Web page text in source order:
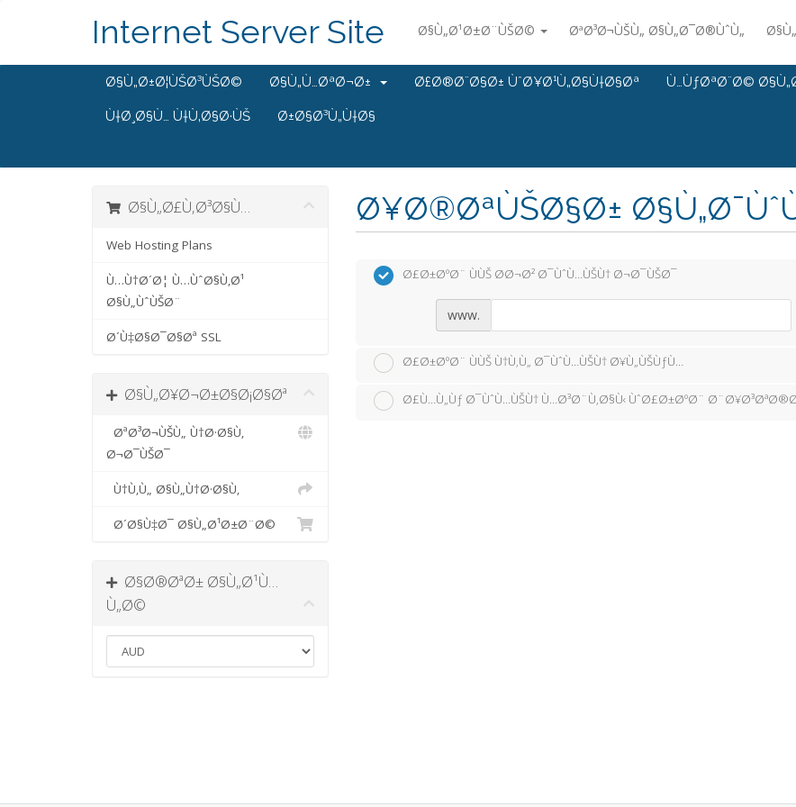
Ø§Ù„Ø¹Ø±Ø¨ÙŠØ© ØªØ³Ø¬ÙŠÙ„ Ø§Ù„Ø¯Ø®ÙˆÙ„
Internet Server Site
Ø§Ù„Ø±Ø¦ÙŠØ³ÙŠØ© Ø§Ù„Ù…ØªØ¬Ø± Ø£Ø®Ø¨Ø§Ø± ÙˆØ¥Ø¹Ù„Ø§Ù†Ø§Øª Ù…ÙƒØªØ¨Ø©
Ù†Ø¸Ø§Ù… Ù†Ù‚Ø§Ø·ÙŠ Ø±Ø§Ø³Ù„Ù†Ø§
Ø¥Ø®ØªÙŠØ§Ø±
Ø§Ù„Ø£Ù‚Ø³Ø§Ù…
Web Hosting Plans
Ù…Ù†Ø´Ø¦ Ù…ÙˆØ§Ù‚Ø¹
Ø§Ù„ÙˆÙŠØ¨
Ø´Ù‡Ø§Ø¯Ø§Øª SSL
Ø§Ù„Ø¥Ø¬Ø±Ø§Ø¡Ø§Øª
ØªØ³Ø¬ÙŠÙ„ Ù†Ø·Ø§Ù‚
Ø¬Ø¯ÙŠØ¯
Ù†Ù‚Ù„ Ø§Ù„Ù†Ø·Ø§Ù‚
Ø´Ø§Ù‡Ø¯ Ø§Ù„Ø¹Ø±Ø¨Ø©
Ø§Ø®ØªØ± Ø§Ù„Ø¹Ù…
Ù„Ø©
Ø£Ø±ØºØ¨ ÙÙŠ Ø­Ø¬Ø² Ø¯ÙˆÙ…ÙŠÙ† Ø¬Ø¯ÙŠØ¯
www.
Ø£Ø±ØºØ¨ ÙÙŠ Ù†Ù‚Ù„ Ø¯ÙˆÙ…ÙŠÙ† Ø¥Ù„ÙŠÙƒÙ…
Ø£Ù…Ù„Ùƒ Ø¯ÙˆÙ…ÙŠÙ† Ù…Ø³Ø¨Ù‚Ø§Ù‹ ÙˆØ£Ø±ØºØ¨